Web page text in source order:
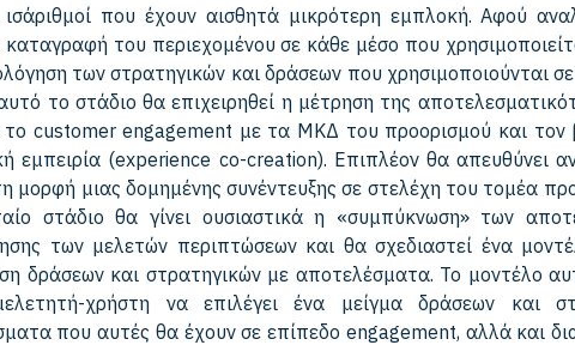
ισάριθμοί που έχουν αισθητά μικρότερη εμπλοκή. Αφού
του περιεχομένου σε κάθε μέσο που
των στρατηγικών και δράσεων που χρησιμοποιούνται
το στάδιο θα επιχειρηθεί η μέτρηση της
το customer engagement με τα ΜΚΔ του προορισμού και
εμπειρία (experience co-creation). Επιπλέον θα απευθύνει
μορφή μιας δομημένης συνέντευξης σε στελέχη του τομέα
στάδιο θα γίνει ουσιαστικά η «συμπύκνωση» των
των μελετών περιπτώσεων και θα σχεδιαστεί ένα
δράσεων και στρατηγικών με αποτελέσματα. Το μοντέλο
χρήστη να επιλέγει ένα μείγμα δράσεων και
που αυτές θα έχουν σε επίπεδο engagement, αλλά και